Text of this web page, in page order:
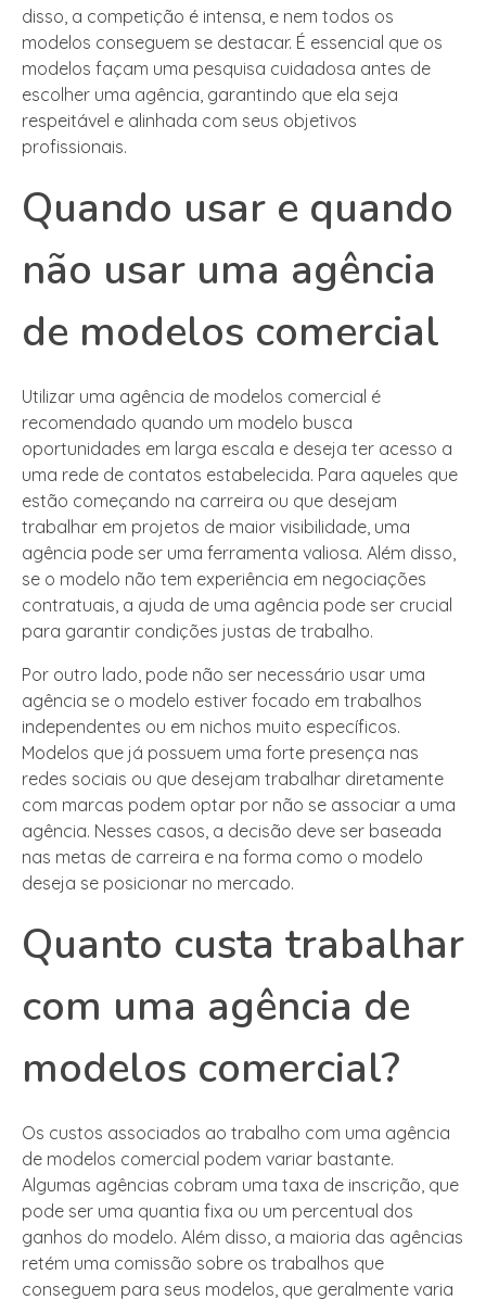
disso, a competição é intensa, e nem todos os
modelos conseguem se destacar. É essencial que os
modelos façam uma pesquisa cuidadosa antes de
escolher uma agência, garantindo que ela seja
respeitável e alinhada com seus objetivos
profissionais.
Quando usar e quando
não usar uma agência
de modelos comercial
Utilizar uma agência de modelos comercial é
recomendado quando um modelo busca
oportunidades em larga escala e deseja ter acesso a
uma rede de contatos estabelecida. Para aqueles que
estão começando na carreira ou que desejam
trabalhar em projetos de maior visibilidade, uma
agência pode ser uma ferramenta valiosa. Além disso,
se o modelo não tem experiência em negociações
contratuais, a ajuda de uma agência pode ser crucial
para garantir condições justas de trabalho.
Por outro lado, pode não ser necessário usar uma
agência se o modelo estiver focado em trabalhos
independentes ou em nichos muito específicos.
Modelos que já possuem uma forte presença nas
redes sociais ou que desejam trabalhar diretamente
com marcas podem optar por não se associar a uma
agência. Nesses casos, a decisão deve ser baseada
nas metas de carreira e na forma como o modelo
deseja se posicionar no mercado.
Quanto custa trabalhar
com uma agência de
modelos comercial?
Os custos associados ao trabalho com uma agência
de modelos comercial podem variar bastante.
Algumas agências cobram uma taxa de inscrição, que
pode ser uma quantia fixa ou um percentual dos
ganhos do modelo. Além disso, a maioria das agências
retém uma comissão sobre os trabalhos que
conseguem para seus modelos, que geralmente varia